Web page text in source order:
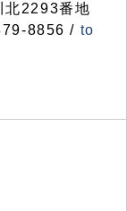
2293番地
8856 / to